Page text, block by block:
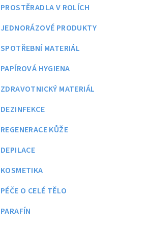
PROSTĚRADLA V ROLÍCH
JEDNORÁZOVÉ PRODUKTY
SPOTŘEBNÍ MATERIÁL
PAPÍROVÁ HYGIENA
ZDRAVOTNICKÝ MATERIÁL
DEZINFEKCE
REGENERACE KŮŽE
DEPILACE
KOSMETIKA
PÉČE O CELÉ TĚLO
PARAFÍN